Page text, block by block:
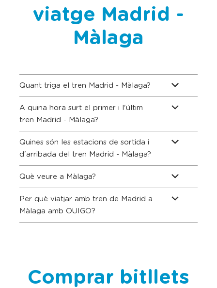
viatge Madrid -
Màlaga
Quant triga el tren Madrid - Màlaga?
A quina hora surt el primer i l'últim
tren Madrid - Màlaga?
Quines són les estacions de sortida i
d'arribada del tren Madrid - Màlaga?
Què veure a Màlaga?
Per què viatjar amb tren de Madrid a
Màlaga amb OUIGO?
Comprar bitllets